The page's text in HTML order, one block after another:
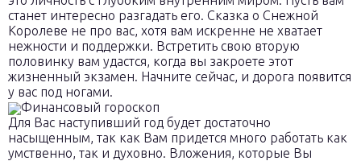
станет интересно разгадать его. Сказка о Снежной
Королеве не про вас, хотя вам искренне не хватает
нежности и поддержки. Встретить свою вторую
половинку вам удастся, когда вы закроете этот
жизненный экзамен. Начните сейчас, и дорога появится
у вас под ногами.
Финансовый гороскоп
Для Вас наступивший год будет достаточно
насыщенным, так как Вам придется много работать как
умственно, так и духовно. Вложения, которые Вы